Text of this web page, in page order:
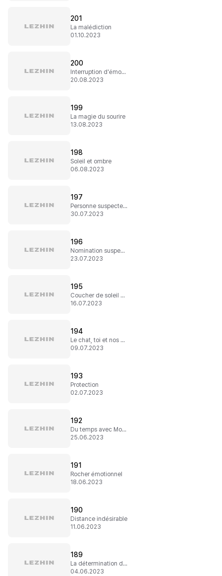
201
La malédiction
01.10.2023
200
Interruption d'émotions
20.08.2023
199
La magie du sourire
13.08.2023
198
Soleil et ombre
06.08.2023
197
Personne suspecte et maid
30.07.2023
196
Nomination suspecte
23.07.2023
195
Coucher de soleil et désir d'amour
16.07.2023
194
Le chat, toi et nos sentiments
09.07.2023
193
Protection
02.07.2023
192
Du temps avec Momo
25.06.2023
191
Rocher émotionnel
18.06.2023
190
Distance indésirable
11.06.2023
189
La détermination de Sugaya
04.06.2023